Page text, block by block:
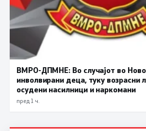
ВМРО-ДПМНЕ: Во случајот во Ново
инволвирани деца, туку возрасни
осудени насилници и наркомани
пред 1 ч.